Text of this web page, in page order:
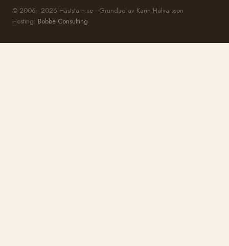
© 2006–2026 Häststam.se · Grundad av Karin Halvarsson
Hosting: Bobbe Consulting